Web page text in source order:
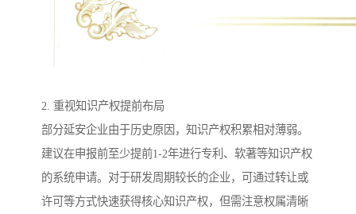
2. 重视知识产权提前布局
部分延安企业由于历史原因，知识产权积累相对薄弱。
建议在申报前至少提前1-2年进行专利、软著等知识产权
的系统申请。对于研发周期较长的企业，可通过转让或
许可等方式快速获得核心知识产权，但需注意权属清晰